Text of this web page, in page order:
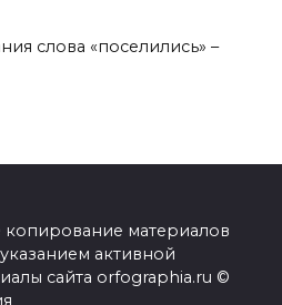
слова «поселились» –
копирование материалов
активной
сайта orfographia.ru ©